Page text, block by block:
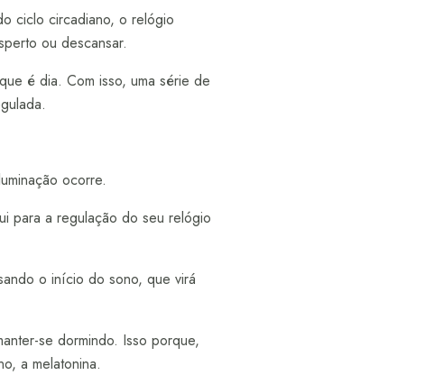
ciclo circadiano, o relógio
ou descansar.
é dia. Com isso, uma série de
ocorre.
para a regulação do seu relógio
o início do sono, que virá
se dormindo. Isso porque,
a melatonina.